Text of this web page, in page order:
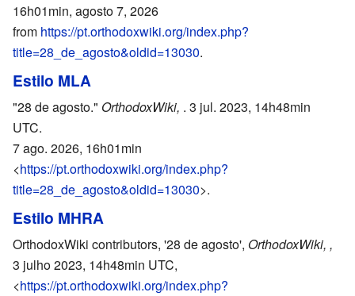
16h01min, agosto 7, 2026
from https://pt.orthodoxwiki.org/index.php?
title=28_de_agosto&oldid=13030.
Estilo MLA
"28 de agosto." OrthodoxWiki, . 3 jul. 2023, 14h48min
UTC.
7 ago. 2026, 16h01min
<https://pt.orthodoxwiki.org/index.php?
title=28_de_agosto&oldid=13030>.
Estilo MHRA
OrthodoxWiki contributors, '28 de agosto', OrthodoxWiki, ,
3 julho 2023, 14h48min UTC,
<https://pt.orthodoxwiki.org/index.php?